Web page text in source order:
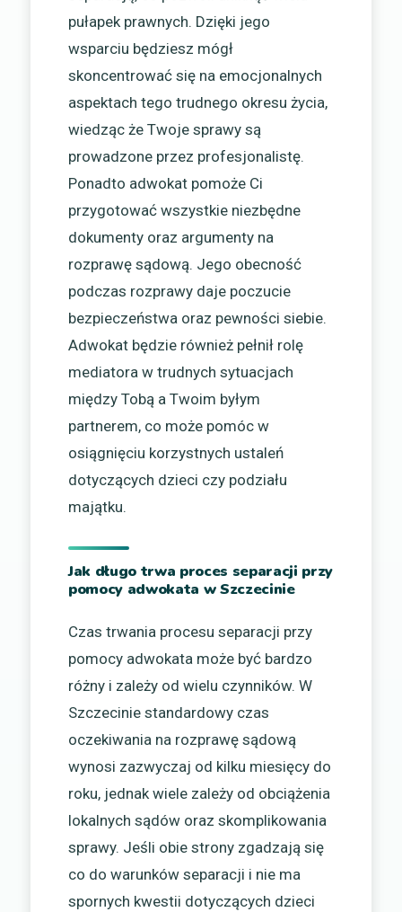
pułapek prawnych. Dzięki jego
wsparciu będziesz mógł
skoncentrować się na emocjonalnych
aspektach tego trudnego okresu życia,
wiedząc że Twoje sprawy są
prowadzone przez profesjonalistę.
Ponadto adwokat pomoże Ci
przygotować wszystkie niezbędne
dokumenty oraz argumenty na
rozprawę sądową. Jego obecność
podczas rozprawy daje poczucie
bezpieczeństwa oraz pewności siebie.
Adwokat będzie również pełnił rolę
mediatora w trudnych sytuacjach
między Tobą a Twoim byłym
partnerem, co może pomóc w
osiągnięciu korzystnych ustaleń
dotyczących dzieci czy podziału
majątku.
Jak długo trwa proces separacji przy
pomocy adwokata w Szczecinie
Czas trwania procesu separacji przy
pomocy adwokata może być bardzo
różny i zależy od wielu czynników. W
Szczecinie standardowy czas
oczekiwania na rozprawę sądową
wynosi zazwyczaj od kilku miesięcy do
roku, jednak wiele zależy od obciążenia
lokalnych sądów oraz skomplikowania
sprawy. Jeśli obie strony zgadzają się
co do warunków separacji i nie ma
spornych kwestii dotyczących dzieci